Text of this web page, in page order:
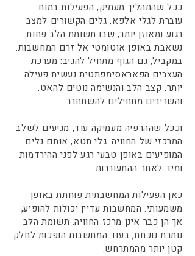
ככל שהתהליך מעמיק, הפעילות במוח
עוברת לגלי אלפא, גלים הקשורים למצב
רגוע ומאוזן יותר, שבו תשומת הלב פחות
נשאבת באופן אוטומטי אל זרם המחשבות.
במקביל, גם הגוף מתחיל להגיב: מערכת
העצבים הפאראסימפתטית נעשית פעילה
יותר, קצב הלב והנשימה נוטים להאט,
והשרירים מתחילים להשתחרר.
וככל שההרפיה מעמיקה עוד, מגיעים לשלב
המרכזי של החוויה: גלי תטא, אותם גלים
המופיעים באופן טבעי רגע לפני ההירדמות
ומיד לאחר ההתעוררות.
כאן הפעילות המחשבתית פוחתת באופן
משמעותי. המחשבות עדיין יכולות להופיע,
אך הן כבר אינן מרכז החוויה. תשומת הלב
נותרת נוכחת, בעוד המחשבות הופכות לחלק
קטן יותר מהמתרחש.